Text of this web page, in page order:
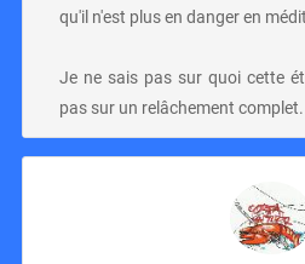
qu'il n'est plus en danger en
Je ne sais pas sur quoi cette
pas sur un relâchement complet.